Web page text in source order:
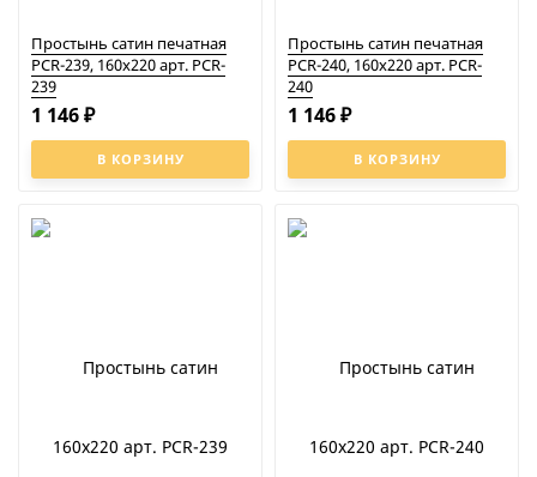
Простынь сатин печатная
PCR-239, 160x220 арт. PCR-
239
В КОРЗИНУ
1 146 ₽
Простынь сатин печатная
PCR-240, 160x220 арт. PCR-
240
В КОРЗИНУ
1 146 ₽